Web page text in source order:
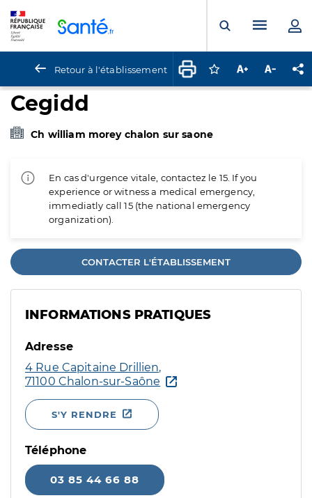
Ouvrir laMenu
Retour à l'établissement Connectez-vous
Augmenter la
Cegidd
Ch william morey chalon sur saone
En cas d'urgence vitale, contactez le 15. If you
experience or witness a medical emergency,
immediatly call 15 (the national emergency
organization).
CONTACTER L'ÉTABLISSEMENT
INFORMATIONS PRATIQUES
Adresse
4 Rue Capitaine Drillien,
71100 Chalon-sur-Saône
S'Y RENDRE
Téléphone
03 85 44 66 88